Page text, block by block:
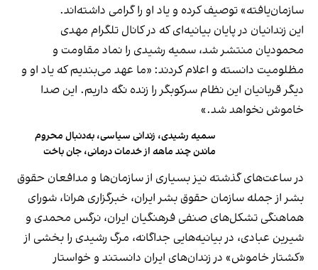
سازمان‌یافته» توصیف کرده و یاد او را گرامی داشته‌اند.
این زندانیان در پایان بیانیه‌ای که در کانال تلگرام مهدی
محمودیان منتشر شد، سمیه رشیدی را نماد مقاومت و
مظلومیت دانسته و اعلام کردند: «ما عهد می‌بندیم که یاد او و
دیگر قربانیان این نظام سرکوبگر را زنده نگه داریم. این صدا
خاموش نخواهد شد.»
سمیه رشیدی، زندانی سیاسی، به‌دنبال محروم
ماندن چند ماهه از خدمات درمانی، جان باخت
در ساعت‌های گذشته نیز بسیاری از سازمان‌ها و مدافعان حقوق
بشر از جمله سازمان حقوق بشر ایران، خبرگزاری هرانا، شورای
هماهنگی تشکل‌های صنفی فرهنگیان ایران، نرگس محمدی و
شیرین عبادی، در بیانیه‌هایی جداگانه، مرگ رشیدی را بخشی از
«کشتار خاموش» در زندان‌های ایران دانستند و خواستار